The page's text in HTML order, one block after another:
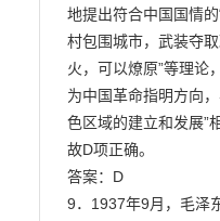
地提出符合中国国情的
村包围城市，武装夺
火，可以燎原”等理论，
为中国革命指明方向
色区域的建立和发展”
故D项正确。
答案：D
9．1937年9月，毛泽